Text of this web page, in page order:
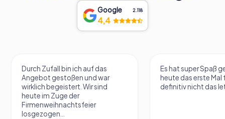
Google 2.118
4,4
Durch Zufall bin ich auf das
Angebot gestoßen und war
wirklich begeistert. Wir sind
heute im Zuge der
Firmenweihnachtsfeier
losgezogen...
Es hat super Spaß
heute das erste Mal
definitiv nicht das